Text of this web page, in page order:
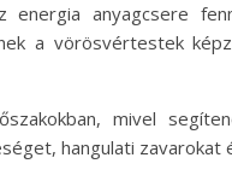
anyagcsere
a vörösvértestek
mivel
hangulati